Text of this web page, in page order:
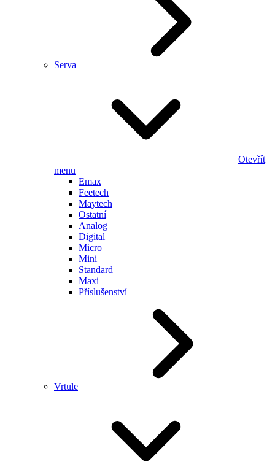
Serva
Otevřít
menu
Emax
Feetech
Maytech
Ostatní
Analog
Digital
Micro
Mini
Standard
Maxi
Příslušenství
Vrtule